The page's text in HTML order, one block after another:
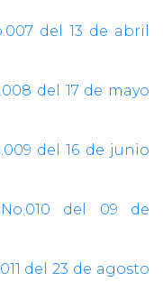
del 13 de abril
del 17 de mayo
del 16 de junio
del 09 de
del 23 de agosto